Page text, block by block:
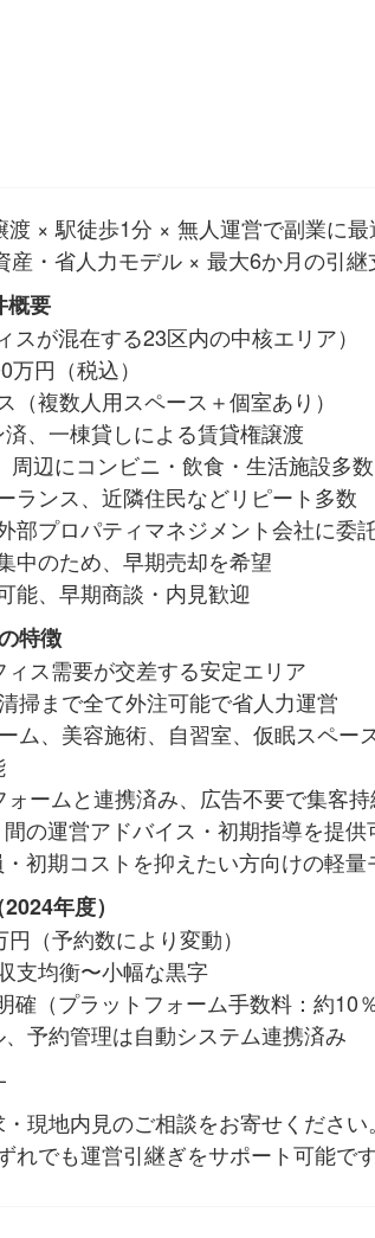
× 駅徒歩1分 × 無人運営で副業に最
・省人力モデル × 最大6か月の引継
概要
が混在する23区内の中核エリア）
万円（税込）
（複数人用スペース＋個室あり）
、一棟貸しによる賃貸権譲渡
周辺にコンビニ・飲食・生活施設多数
ランス、近隣住民などリピート多数
部プロパティマネジメント会社に委
中のため、早期売却を希望
能、早期商談・内見歓迎
特徴
ス需要が交差する安定エリア
掃まで全て外注可能で省人力運営
ム、美容施術、自習室、仮眠スペー
ームと連携済み、広告不要で集客持
の運営アドバイス・初期指導を提供
初期コストを抑えたい方向けの軽量
年度）
（予約数により変動）
支均衡〜小幅な黒字
（プラットフォーム手数料：約10％
予約管理は自動システム連携済み
現地内見のご相談をお寄せください。
でも運営引継ぎをサポート可能です